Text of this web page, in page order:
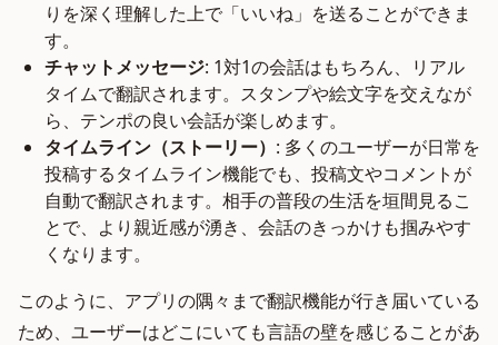
りを深く理解した上で「いいね」を送ることができま
す。
チャットメッセージ: 1対1の会話はもちろん、リアル
タイムで翻訳されます。スタンプや絵文字を交えなが
ら、テンポの良い会話が楽しめます。
タイムライン（ストーリー） : 多くのユーザーが日常を
投稿するタイムライン機能でも、投稿文やコメントが
自動で翻訳されます。相手の普段の生活を垣間見るこ
とで、より親近感が湧き、会話のきっかけも掴みやす
くなります。
このように、アプリの隅々まで翻訳機能が行き届いている
ため、ユーザーはどこにいても言語の壁を感じることがあ